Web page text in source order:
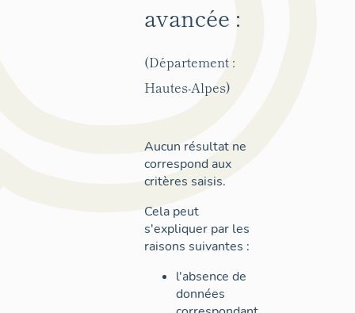
avancée :
(Département :
Hautes-Alpes)
Aucun résultat ne
correspond aux
critères saisis.
Cela peut
s'expliquer par les
raisons suivantes :
l'absence de
données